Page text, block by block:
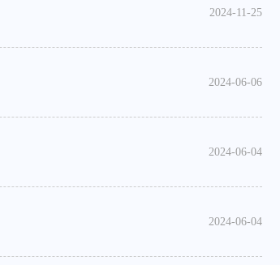
2024-11-25
2024-06-06
2024-06-04
2024-06-04